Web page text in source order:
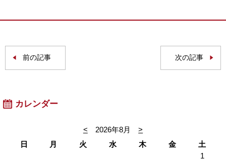
前の記事 次の記事
カレンダー
< 2026年8月
>
日
月 火 水 木 金
土
1